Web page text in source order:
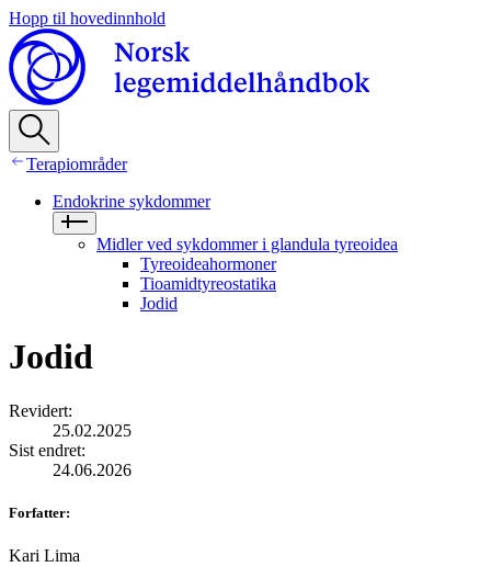
Hopp til hovedinnhold
Terapiområder
Endokrine sykdommer
Midler ved sykdommer i glandula tyreoidea
Tyreoideahormoner
Tioamidtyreostatika
Jodid
Jodid
Revidert:
25.02.2025
Sist endret:
24.06.2026
Forfatter:
Kari Lima